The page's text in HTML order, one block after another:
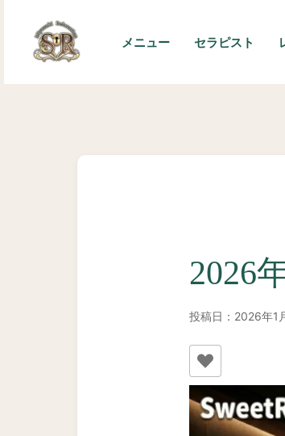
ス
メニュー セラピスト
2026
投稿日：2026年1